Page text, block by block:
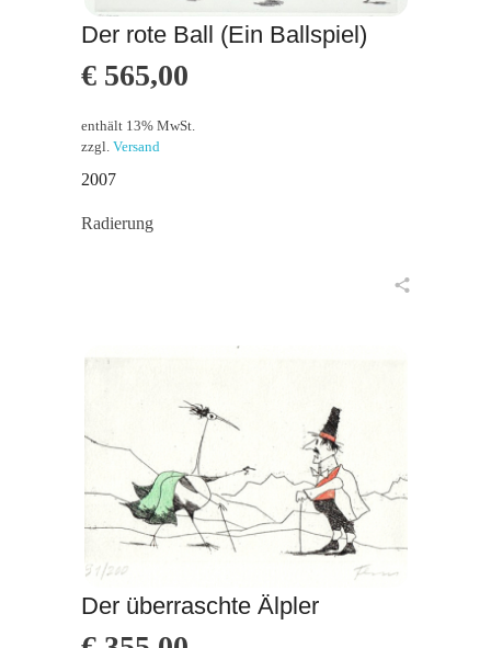
Der rote Ball (Ein Ballspiel)
€ 565,00
enthält 13% MwSt.
zzgl. Versand
2007
Radierung
Der überraschte Älpler